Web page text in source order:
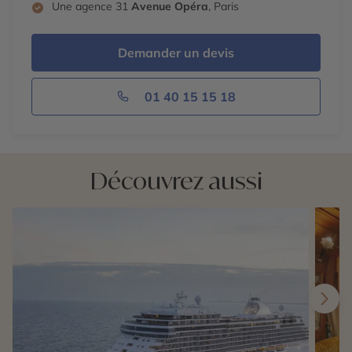
Une agence 31 Avenue Opéra, Paris
Demander un devis
01 40 15 15 18
Découvrez aussi